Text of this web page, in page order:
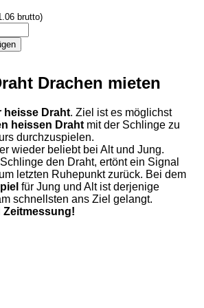
brutto)
Drachen mieten
heisse Draht. Ziel ist es möglichst
heissen Draht mit der Schlinge zu
durchzuspielen.
wieder beliebt bei Alt und Jung.
den Draht, ertönt ein Signal
letzten Ruhepunkt zurück. Bei dem
für Jung und Alt ist derjenige
schnellsten ans Ziel gelangt.
Zeitmessung!